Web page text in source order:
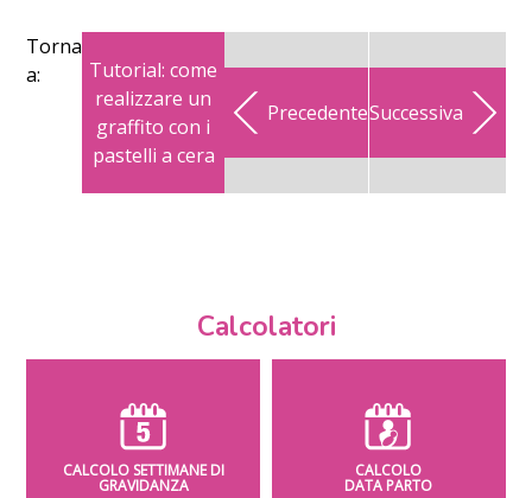
Torna
a:
Tutorial: come
realizzare un
graffito con i
pastelli a cera
PrecedenteSuccessiva
Calcolatori
CALCOLO SETTIMANE DI
GRAVIDANZA
CALCOLO
DATA PARTO